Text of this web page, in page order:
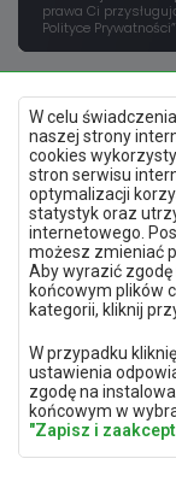
W celu
naszej strony
cookies
stron serwisu
optymalizacji
statystyk oraz
internetowego.
możesz zmieniać
Aby wyrazić
końcowym plików
kategorii, kliknij
W przypadku
ustawienia
zgodę na
końcowym w
"Zapisz i
prawa Ci
Polityce Prywatności”
ABC TRACK